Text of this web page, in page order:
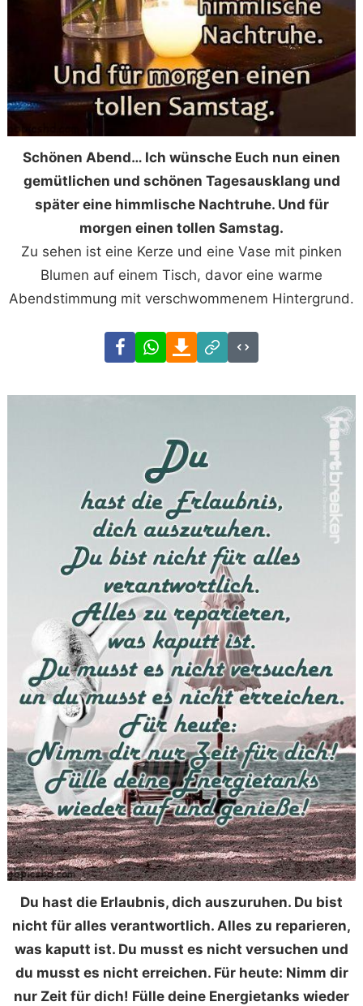
Schönen Abend… Ich wünsche Euch nun einen
gemütlichen und schönen Tagesausklang und
später eine himmlische Nachtruhe. Und für
morgen einen tollen Samstag.
Zu sehen ist eine Kerze und eine Vase mit pinken
Blumen auf einem Tisch, davor eine warme
Abendstimmung mit verschwommenem Hintergrund.
FacebookWhatsAppDownload
Link
Code
Du hast die Erlaubnis, dich auszuruhen. Du bist
nicht für alles verantwortlich. Alles zu reparieren,
was kaputt ist. Du musst es nicht versuchen und
du musst es nicht erreichen. Für heute: Nimm dir
nur Zeit für dich! Fülle deine Energietanks wieder